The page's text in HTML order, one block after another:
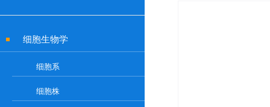
细胞生物学
细胞系
细胞株